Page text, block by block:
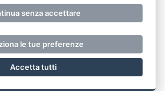
S.r.l. - Tutti i diritti riservati.
e pubblicazione anche
e immagini senza la
scritta dell'editore. RI Lecco
- Capitale sociale 10.329,14 €
senza accettare
le tue preferenze
Accetta tutti